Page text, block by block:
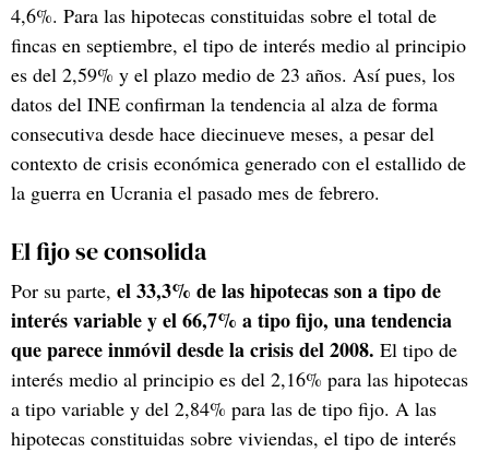
4,6%. Para las hipotecas constituidas sobre el total de
fincas en septiembre, el tipo de interés medio al principio
es del 2,59% y el plazo medio de 23 años. Así pues, los
datos del INE confirman la tendencia al alza de forma
consecutiva desde hace diecinueve meses, a pesar del
contexto de crisis económica generado con el estallido de
la guerra en Ucrania el pasado mes de febrero.
El fijo se consolida
Por su parte, el 33,3% de las hipotecas son a tipo de
interés variable y el 66,7% a tipo fijo, una tendencia
que parece inmóvil desde la crisis del 2008. El tipo de
interés medio al principio es del 2,16% para las hipotecas
a tipo variable y del 2,84% para las de tipo fijo. A las
hipotecas constituidas sobre viviendas, el tipo de interés